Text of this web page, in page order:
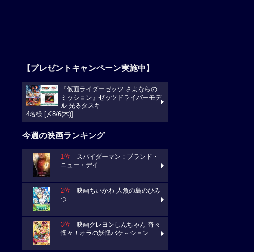
【プレゼントキャンペーン実施中】
『仮面ライダーゼッツ さよならの
ミッション』ゼッツドライバーモデ
ル 光るタスキ
4名様 [〆8/6(木)]
今週の映画ランキング
1位 スパイダーマン：ブランド・
ニュー・デイ
2位 映画ちいかわ 人魚の島のひみ
つ
3位 映画クレヨンしんちゃん 奇々
怪々！オラの妖怪バケ～ション